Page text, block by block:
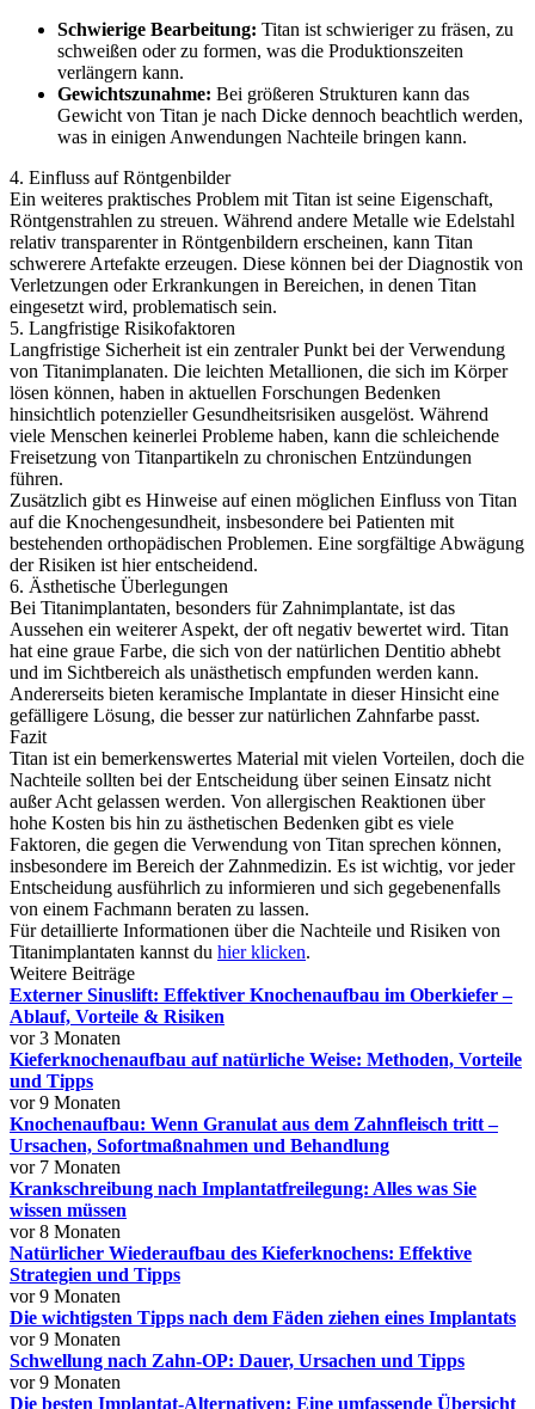
Schwierige Bearbeitung: Titan ist schwieriger zu fräsen, zu
schweißen oder zu formen, was die Produktionszeiten
verlängern kann.
Gewichtszunahme: Bei größeren Strukturen kann das
Gewicht von Titan je nach Dicke dennoch beachtlich werden,
was in einigen Anwendungen Nachteile bringen kann.
4. Einfluss auf Röntgenbilder
Ein weiteres praktisches Problem mit Titan ist seine Eigenschaft,
Röntgenstrahlen zu streuen. Während andere Metalle wie Edelstahl
relativ transparenter in Röntgenbildern erscheinen, kann Titan
schwerere Artefakte erzeugen. Diese können bei der Diagnostik von
Verletzungen oder Erkrankungen in Bereichen, in denen Titan
eingesetzt wird, problematisch sein.
5. Langfristige Risikofaktoren
Langfristige Sicherheit ist ein zentraler Punkt bei der Verwendung
von Titanimplanaten. Die leichten Metallionen, die sich im Körper
lösen können, haben in aktuellen Forschungen Bedenken
hinsichtlich potenzieller Gesundheitsrisiken ausgelöst. Während
viele Menschen keinerlei Probleme haben, kann die schleichende
Freisetzung von Titanpartikeln zu chronischen Entzündungen
führen.
Zusätzlich gibt es Hinweise auf einen möglichen Einfluss von Titan
auf die Knochengesundheit, insbesondere bei Patienten mit
bestehenden orthopädischen Problemen. Eine sorgfältige Abwägung
der Risiken ist hier entscheidend.
6. Ästhetische Überlegungen
Bei Titanimplantaten, besonders für Zahnimplantate, ist das
Aussehen ein weiterer Aspekt, der oft negativ bewertet wird. Titan
hat eine graue Farbe, die sich von der natürlichen Dentitio abhebt
und im Sichtbereich als unästhetisch empfunden werden kann.
Andererseits bieten keramische Implantate in dieser Hinsicht eine
gefälligere Lösung, die besser zur natürlichen Zahnfarbe passt.
Fazit
Titan ist ein bemerkenswertes Material mit vielen Vorteilen, doch die
Nachteile sollten bei der Entscheidung über seinen Einsatz nicht
außer Acht gelassen werden. Von allergischen Reaktionen über
hohe Kosten bis hin zu ästhetischen Bedenken gibt es viele
Faktoren, die gegen die Verwendung von Titan sprechen können,
insbesondere im Bereich der Zahnmedizin. Es ist wichtig, vor jeder
Entscheidung ausführlich zu informieren und sich gegebenenfalls
von einem Fachmann beraten zu lassen.
Für detaillierte Informationen über die Nachteile und Risiken von
Titanimplantaten kannst du hier klicken.
Weitere Beiträge
Externer Sinuslift: Effektiver Knochenaufbau im Oberkiefer –
Ablauf, Vorteile & Risiken
vor 3 Monaten
Kieferknochenaufbau auf natürliche Weise: Methoden, Vorteile
und Tipps
vor 9 Monaten
Knochenaufbau: Wenn Granulat aus dem Zahnfleisch tritt –
Ursachen, Sofortmaßnahmen und Behandlung
vor 7 Monaten
Krankschreibung nach Implantatfreilegung: Alles was Sie
wissen müssen
vor 8 Monaten
Natürlicher Wiederaufbau des Kieferknochens: Effektive
Strategien und Tipps
vor 9 Monaten
Die wichtigsten Tipps nach dem Fäden ziehen eines Implantats
vor 9 Monaten
Schwellung nach Zahn-OP: Dauer, Ursachen und Tipps
vor 9 Monaten
Die besten Implantat-Alternativen: Eine umfassende Übersicht